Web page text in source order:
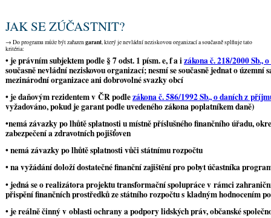
JAK SE ZÚČASTNIT?
→ Do programu může být zařazengarant, který je nevládní neziskovou organizací a současně splňuje tato
kritéria:
• je právním subjektem podle § 7 odst. 1 písm. e, f a izákona č. 218/2000 Sb.,
současně nevládní neziskovou organizací; nesmí se současně jednat o územní
mezinárodní organizace ani dobrovolné svazky obcí
• je daňovým rezidentem v ČR podlezákona č. 586/1992 Sb., o daních z
vyžadováno, pokud je garant podle uvedeného zákona poplatníkem daně)
•nemá závazky po lhůtě splatnosti u místně příslušného finančního úřadu,
zabezpečení a zdravotních pojišťoven
• nemá závazky po lhůtě splatnosti vůči státnímu rozpočtu
• na vyžádání doloží dostatečné finanční zajištění pro pobyt účastníka
• jedná se o realizátora projektu transformační spolupráce v rámci
přispění finančních prostředků ze státního rozpočtu s kladným hodnocením
• je reálně činný v oblasti ochrany a podpory lidských práv, občanské